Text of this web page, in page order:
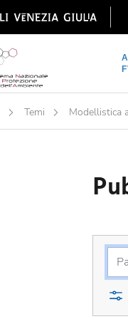
Temi Modellistica